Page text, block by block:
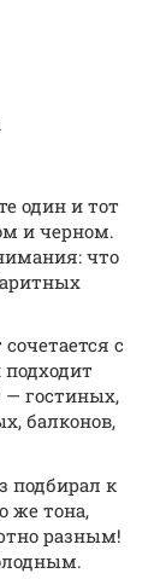
один и тот
и черном.
что
с
гостиных,
балконов,
подбирал к
же тона,
разным!